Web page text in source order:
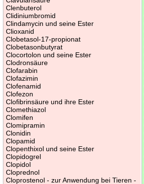
Clenbuterol
Clidiniumbromid
Clindamycin und seine Ester
Clioxanid
Clobetasol-17-propionat
Clobetasonbutyrat
Clocortolon und seine Ester
Clodronsäure
Clofarabin
Clofazimin
Clofenamid
Clofezon
Clofibrinsäure und ihre Ester
Clomethiazol
Clomifen
Clomipramin
Clonidin
Clopamid
Clopenthixol und seine Ester
Clopidogrel
Clopidol
Cloprednol
Cloprostenol - zur Anwendung bei Tieren -